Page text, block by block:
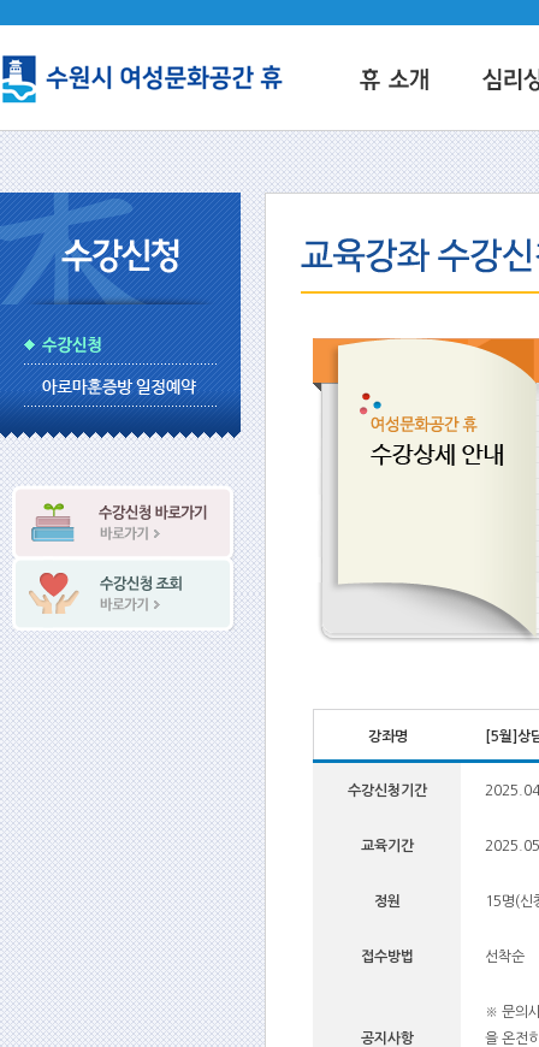
강좌명 [5월]상
수강신청기간
교육기간
정원 15명(신
접수방법 선착순
공지사항
※ 문의
을 온전